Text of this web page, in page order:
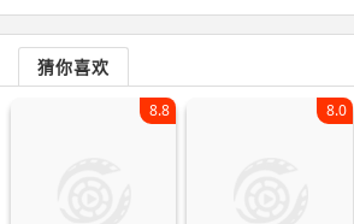
猜你喜欢
8.8 8.0